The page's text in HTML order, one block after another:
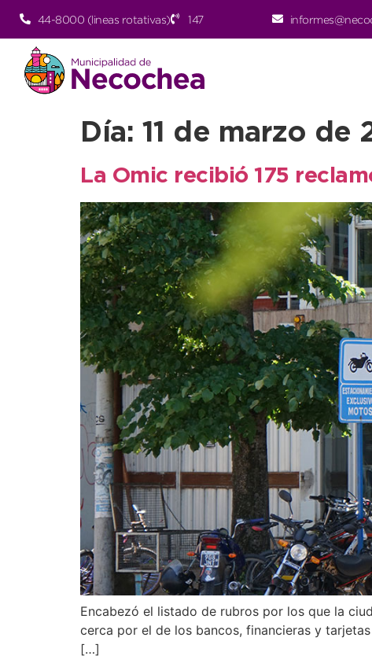
44-8000 (lineas rotativas) 147
Día: 11 de marzo de
La Omic recibió 175
Encabezó el listado de rubros por los que la
cerca por el de los bancos, financieras y
[…]